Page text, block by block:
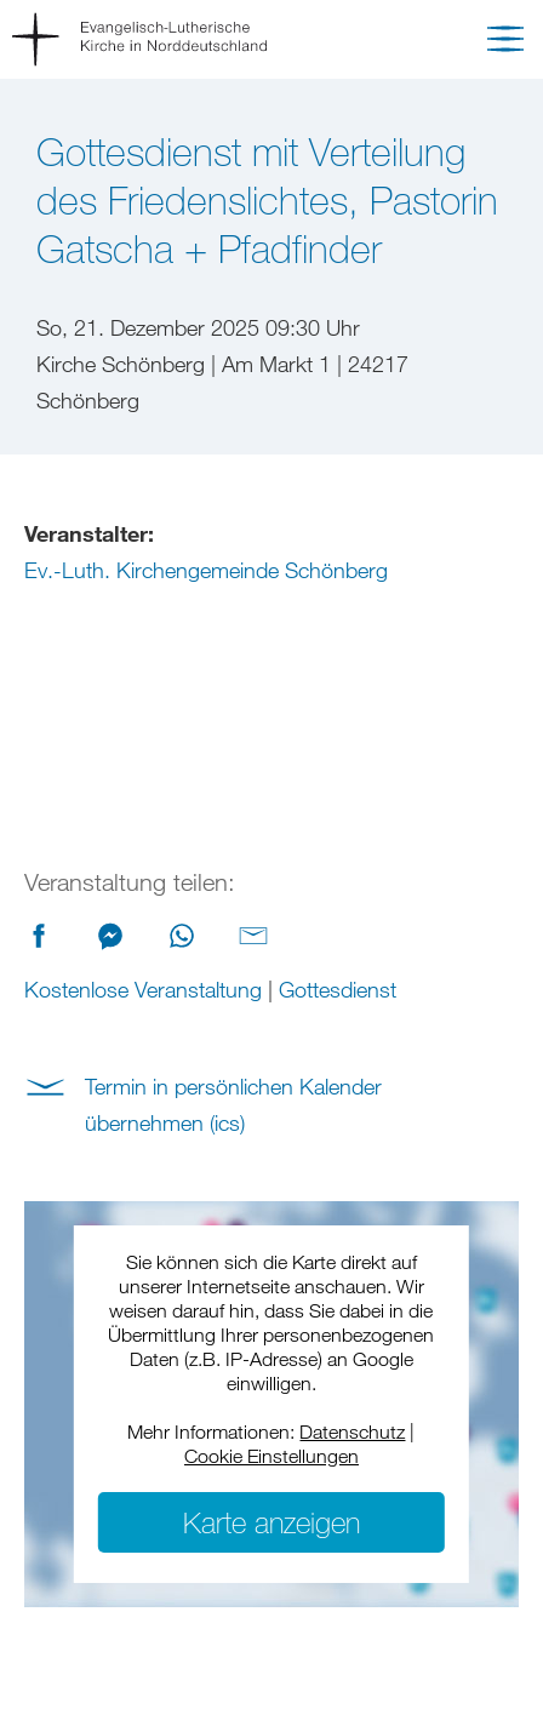
Gottesdienst mit Verteilung
des Friedenslichtes, Pastorin
Gatscha + Pfadfinder
So, 21. Dezember 2025 09:30 Uhr
Kirche Schönberg | Am Markt 1 | 24217
Schönberg
Veranstalter:
Ev.-Luth. Kirchengemeinde Schönberg
Veranstaltung teilen:
Kostenlose Veranstaltung | Gottesdienst
Termin in persönlichen Kalender
übernehmen (ics)
Sie können sich die Karte direkt auf
unserer Internetseite anschauen. Wir
weisen darauf hin, dass Sie dabei in die
Übermittlung Ihrer personenbezogenen
Daten (z.B. IP-Adresse) an Google
einwilligen.
Mehr Informationen: Datenschutz
Cookie Einstellungen
Karte anzeigen